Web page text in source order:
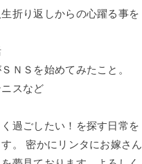
折り返しからの心躍る事を
ＮＳを始めてみたこと。
ニスなど
過ごしたい！を探す日常を
。 密かにリンタにお嫁さん